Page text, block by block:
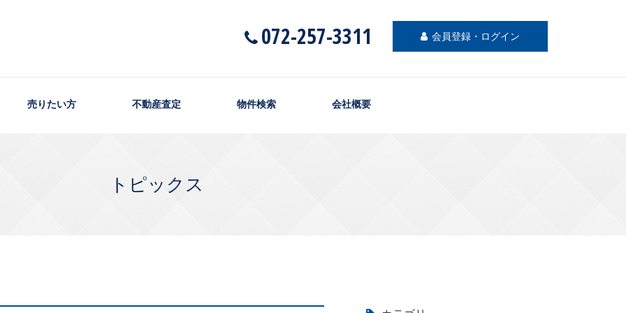
072-257-3311 会員登録・ログイン
売りたい方 不動産査定 物件検索 会社概要
トピックス